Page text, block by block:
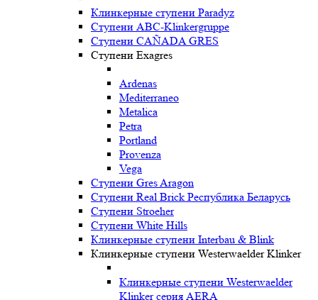
Клинкерные ступени Paradyz
Ступени ABC-Klinkergruppe
Ступени CAÑADA GRES
Ступени Exagres
Ardenas
Mediterraneo
Metalica
Petra
Portland
Provenza
Vega
Ступени Gres Aragon
Ступени Real Brick Республика Беларусь
Ступени Stroeher
Ступени White Hills
Клинкерные ступени Interbau & Blink
Клинкерные ступени Westerwaelder Klinker
Клинкерные ступени Westerwaelder
Klinker серия AERA